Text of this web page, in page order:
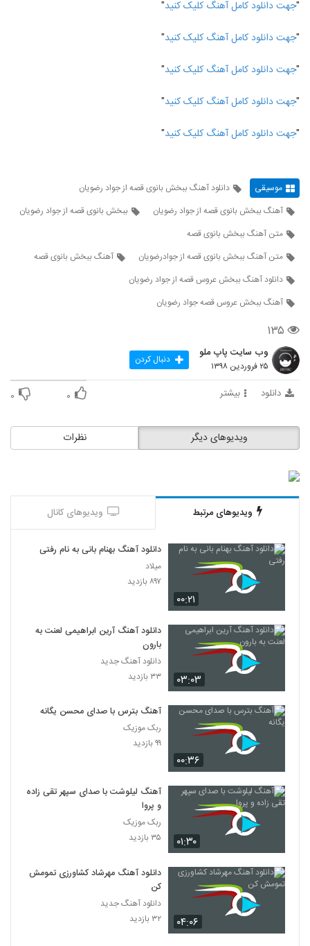
"جهت دانلود کامل آهنگ کلیک کنید"
"جهت دانلود کامل آهنگ کلیک کنید"
"جهت دانلود کامل آهنگ کلیک کنید"
"جهت دانلود کامل آهنگ کلیک کنید"
"جهت دانلود کامل آهنگ کلیک کنید"
موسیقی
دانلود آهنگ ببخش بانوی قصه از جواد رضویان
آهنگ ببخش بانوی قصه از جواد رضویان
ببخش بانوی قصه از جواد رضویان
متن آهنگ ببخش بانوی قصه
متن آهنگ ببخش بانوی قصه از جوادرضویان
آهنگ ببخش بانوی قصه
دانلود آهنگ ببخش عروس قصه از جواد رضویان
آهنگ ببخش عروس قصه جواد رضویان
۱۳۵
وب سایت پاپ ملو
۲۵ فروردین ۱۳۹۸ دنبال کردن
دانلود بیشتر ۰ ۰
نظرات ویدیوهای دیگر
ویدیوهای مرتبط ویدیوهای کانال
۰۰:۲۱
دانلود آهنگ بهنام بانی به نام رفتی
میلاد
۸۹۷ بازدید
۰۳:۰۳
دانلود آهنگ آرین ابراهیمی لعنت به
بارون
دانلود آهنگ جدید
۳۳ بازدید
۰۰:۳۶
آهنگ بترس با صدای محسن یگانه
ربک موزیک
۹۹ بازدید
۰۱:۳۰
آهنگ لیلوشت با صدای سپهر تقی زاده
و پروا
ربک موزیک
۳۵ بازدید
۰۴:۰۶
دانلود آهنگ مهرشاد کشاورزی تمومش
کن
دانلود آهنگ جدید
۳۲ بازدید